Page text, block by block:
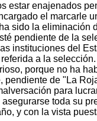
estar enajenados
el marcarle
sido la eliminación
pendiente de la
instituciones del
a la
porque no ha
pendiente de "La
para
toda su
y con la vista